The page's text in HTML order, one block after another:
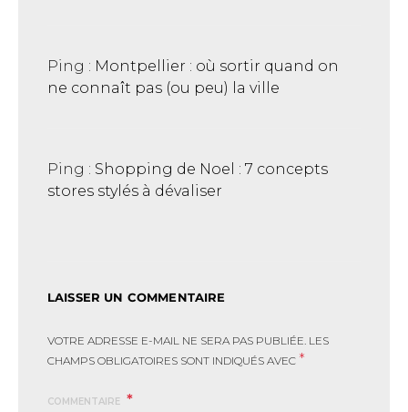
Ping : Montpellier : où sortir quand on
ne connaît pas (ou peu) la ville
Ping : Shopping de Noel : 7 concepts
stores stylés à dévaliser
LAISSER UN COMMENTAIRE
VOTRE ADRESSE E-MAIL NE SERA PAS PUBLIÉE. LES
CHAMPS OBLIGATOIRES SONT INDIQUÉS AVEC *
COMMENTAIRE